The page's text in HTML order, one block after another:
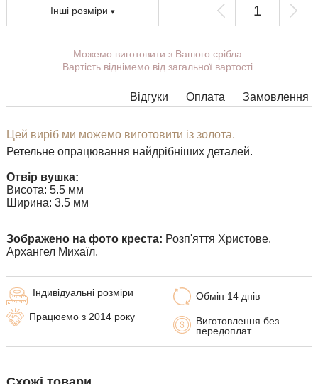
Інші розміри
Ви можете вибрати покриття, вушко.
Додаткові побажання можете вказати у коментарі під час
У деяких моделях підвісок немає можливості розширити
менеджери зв'яжуться з Вами.
Будь-яку підвіску можна доповнити вушком потрібного
Можемо виготовити з Вашого срібла.
Вартість віднімемо від загальної вартості.
Відгуки Замовлення
Оплата
Цей виріб ми можемо виготовити із золота.
Ретельне опрацювання найдрібніших деталей.
Отвір вушка:
Висота: 5.5 мм
Ширина: 3.5 мм
Зображено на фото креста: Розп'яття Христове.
Архангел Михаїл.
Обмін 14 днів
Виготовлення без
передоплат
Індивідуальні розміри
Працюємо з 2014 року